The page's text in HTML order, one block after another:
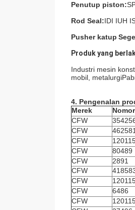
Penutup piston:
Rod Seal:IDI IUH
Pusher katup
Produk yang
Industri mesin
mobil,
4. Pengenalan
Merek
CFW
CFW
462581
CFW
CFW
80489
CFW
2891
CFW
CFW
CFW
6486
CFW